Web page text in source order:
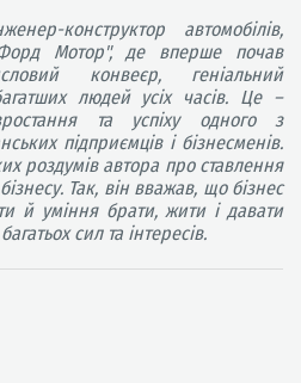
конструктор автомобілів,
Мотор", де вперше почав
конвеєр, геніальний
людей усіх часів. Це –
та успіху одного з
підприємців і бізнесменів.
роздумів автора про ставлення
Так, він вважав, що бізнес
й уміння брати, жити і давати
сил та інтересів.